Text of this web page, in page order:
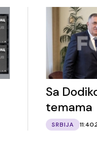
Sa
temama
SRBIJA 11:40